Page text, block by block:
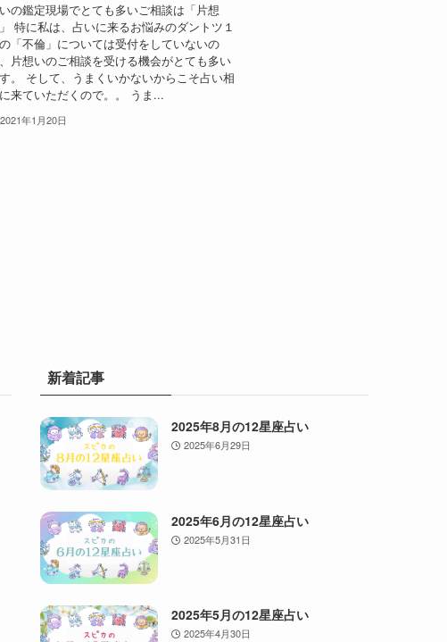
の鑑定現場でとても多いご相談は「片想
特に私は、占いに来るお悩みのダントツ１
「不倫」については受付をしていないの
片想いのご相談を受ける機会がとても多い
。 そして、うまくいかないからこそ占い相
来ていただくので。。 うま...
2021年1月20日
新着記事
2025年8月の12星座占い
2025年6月29日
2025年6月の12星座占い
2025年5月31日
2025年5月の12星座占い
2025年4月30日